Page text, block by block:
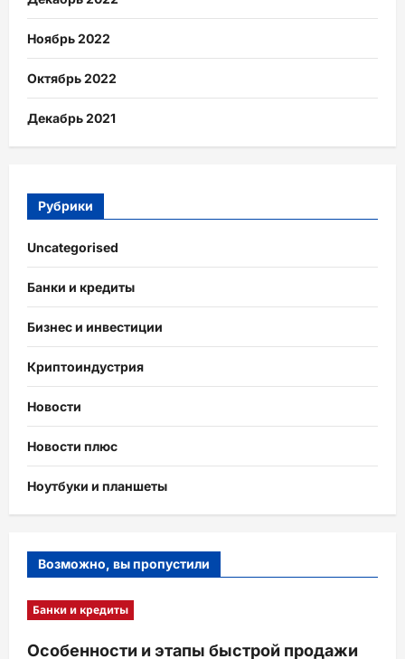
Ноябрь 2022
Октябрь 2022
Декабрь 2021
Рубрики
Uncategorised
Банки и кредиты
Бизнес и инвестиции
Криптоиндустрия
Новости
Новости плюс
Ноутбуки и планшеты
Возможно, вы пропустили
Банки и кредиты
Особенности и этапы быстрой продажи